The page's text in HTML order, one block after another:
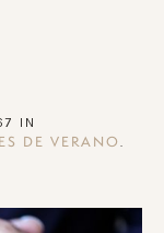
IN
DE VERANO .